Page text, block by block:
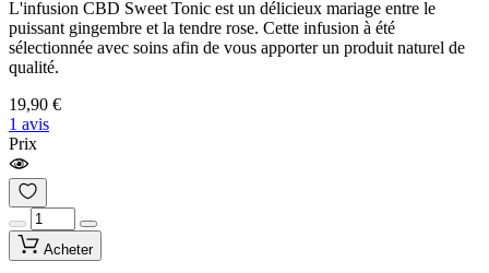
L'infusion CBD Sweet Tonic est un délicieux mariage entre le
puissant gingembre et la tendre rose. Cette infusion à été
sélectionnée avec soins afin de vous apporter un produit naturel de
qualité.
19,90 €
1 avis
Prix
Acheter